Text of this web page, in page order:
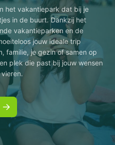
het vakantiepark dat bij je
in de buurt. Dankzij het
vakantieparken en de
jouw ideale trip
familie, je gezin of samen op
plek die past bij jouw wensen